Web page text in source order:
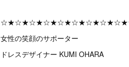
女性の笑顔のサポーター
ドレスデザイナー KUMI OHARA